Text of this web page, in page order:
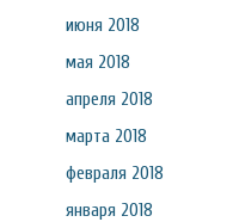
июня 2018
мая 2018
апреля 2018
марта 2018
февраля 2018
января 2018